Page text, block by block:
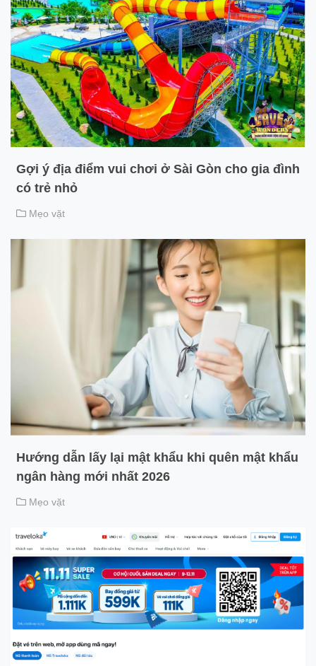
Gợi ý địa điểm vui chơi ở Sài Gòn cho gia đình
có trẻ nhỏ
Mẹo vặt
Hướng dẫn lấy lại mật khẩu khi quên mật khẩu
ngân hàng mới nhất 2026
Mẹo vặt